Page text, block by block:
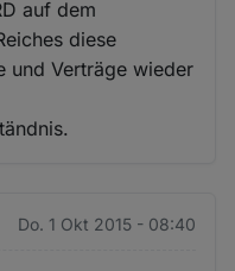
auf dem
diese
und Verträge wieder
Do. 1 Okt 2015 - 08:40